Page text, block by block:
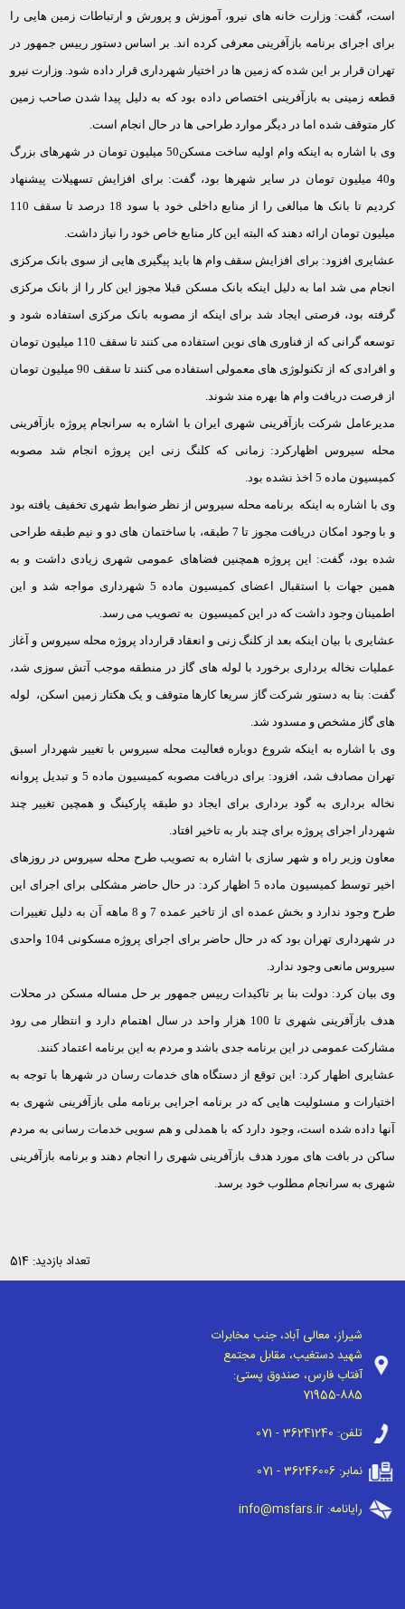
است، گفت: وزارت خانه های نیرو، آموزش و پرورش و ارتباطات زمین هایی را
برای اجرای برنامه بازآفرینی معرفی کرده اند. بر اساس دستور رییس جمهور در
تهران قرار بر این شده که زمین ها در اختیار شهرداری قرار داده شود. وزارت نیرو
قطعه زمینی به بازآفرینی اختصاص داده بود که به دلیل پیدا شدن صاحب زمین
کار متوقف شده اما در دیگر موارد طراحی ها در حال انجام است.
وی با اشاره به اینکه وام اولیه ساخت مسکن50 میلیون تومان در شهرهای بزرگ
و40 میلیون تومان در سایر شهرها بود، گفت: برای افزایش تسهیلات پیشنهاد
کردیم تا بانک ها مبالغی را از منابع داخلی خود با سود 18 درصد تا سقف 110
میلیون تومان ارائه دهند که البته این کار منابع خاص خود را نیاز داشت.
عشایری افزود: برای افزایش سقف وام ها باید پیگیری هایی از سوی بانک مرکزی
انجام می شد اما به دلیل اینکه بانک مسکن قبلا مجوز این کار را از بانک مرکزی
گرفته بود، فرصتی ایجاد شد برای اینکه از مصوبه بانک مرکزی استفاده شود و
توسعه گرانی که از فناوری های نوین استفاده می کنند تا سقف 110 میلیون تومان
و افرادی که از تکنولوژی های معمولی استفاده می کنند تا سقف 90 میلیون تومان
از فرصت دریافت وام ها بهره مند شوند.
مدیرعامل شرکت بازآفرینی شهری ایران با اشاره به سرانجام پروژه بازآفرینی
محله سیروس اظهارکرد: زمانی که کلنگ زنی این پروژه انجام شد مصوبه
کمیسیون ماده 5 اخذ نشده بود.
وی با اشاره به اینکه برنامه محله سیروس از نظر ضوابط شهری تخفیف یافته بود
و با وجود امکان دریافت مجوز تا 7 طبقه، با ساختمان های دو و نیم طبقه طراحی
شده بود، گفت: این پروژه همچنین فضاهای عمومی شهری زیادی داشت و به
همین جهات با استقبال اعضای کمیسیون ماده 5 شهرداری مواجه شد و این
اطمینان وجود داشت که در این کمیسیون به تصویب می رسد.
عشایری با بیان اینکه بعد از کلنگ زنی و انعقاد قرارداد پروژه محله سیروس و آغاز
عملیات نخاله برداری برخورد با لوله های گاز در منطقه موجب آتش سوزی شد،
گفت: بنا به دستور شرکت گاز سریعا کارها متوقف و یک هکتار زمین اسکن، لوله
های گاز مشخص و مسدود شد.
وی با اشاره به اینکه شروع دوباره فعالیت محله سیروس با تغییر شهردار اسبق
تهران مصادف شد، افزود: برای دریافت مصوبه کمیسیون ماده 5 و تبدیل پروانه
نخاله برداری به گود برداری برای ایجاد دو طبقه پارکینگ و همچین تغییر چند
شهردار اجرای پروژه برای چند بار به تاخیر افتاد.
معاون وزیر راه و شهر سازی با اشاره به تصویب طرح محله سیروس در روزهای
اخیر توسط کمیسیون ماده 5 اظهار کرد: در حال حاضر مشکلی برای اجرای این
طرح وجود ندارد و بخش عمده ای از تاخیر عمده 7 و 8 ماهه آن به دلیل تغییرات
در شهرداری تهران بود که در حال حاضر برای اجرای پروژه مسکونی 104 واحدی
سیروس مانعی وجود ندارد.
وی بیان کرد: دولت بنا بر تاکیدات رییس جمهور بر حل مساله مسکن در محلات
هدف بازآفرینی شهری تا 100 هزار واحد در سال اهتمام دارد و انتظار می رود
مشارکت عمومی در این برنامه جدی باشد و مردم به این برنامه اعتماد کنند.
عشایری اظهار کرد: این توقع از دستگاه های خدمات رسان در شهرها با توجه به
اختیارات و مسئولیت هایی که در برنامه اجرایی برنامه ملی بازآفرینی شهری به
آنها داده شده است، وجود دارد که با همدلی و هم سویی خدمات رسانی به مردم
ساکن در بافت های مورد هدف بازآفرینی شهری را انجام دهند و برنامه بازآفرینی
شهری به سرانجام مطلوب خود برسد.
تعداد بازدید: 514
شیراز، معالی آباد، جنب مخابرات
شهید دستغیب، مقابل مجتمع
آفتاب فارس، صندوق پستی:
71955-885
تلفن: 071 - 36241240
نمابر:071 - 36246006
رایانامه:info@msfars.ir